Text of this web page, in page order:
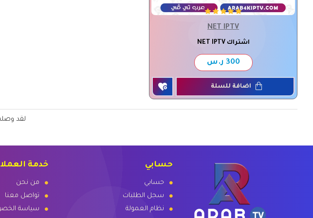
NET IPTV
اشتراك NET IPTV
300 ر.س
اضافة للسلة
لقد
حسابي
حسابي
سجل الطلبات
نظام العمولة
خدمة
من نحن
تواصل معنا
سياسة